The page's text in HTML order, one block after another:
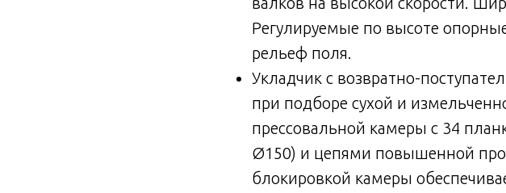
Регулируемые по высоте
рельеф поля.
Укладчик с возвратно-
при подборе сухой и
прессовальной камеры с 34
Ø150) и цепями повышенной
блокировкой камеры